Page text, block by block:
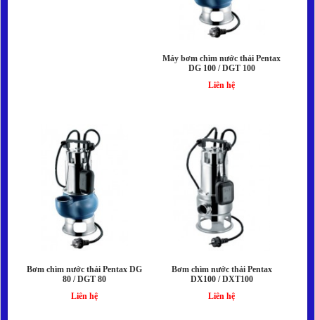
Máy bơm chìm nước thải Pentax
DG 100 / DGT 100
Liên hệ
Bơm chìm nước thải Pentax DG
80 / DGT 80
Liên hệ
Bơm chìm nước thải Pentax
DX100 / DXT100
Liên hệ